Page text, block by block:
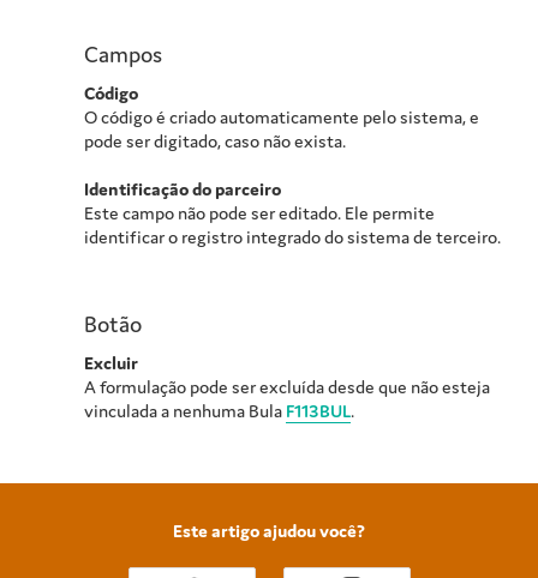
Campos
Código
O código é criado automaticamente pelo sistema, e
pode ser digitado, caso não exista.
Identificação do parceiro
Este campo não pode ser editado. Ele permite
identificar o registro integrado do sistema de terceiro.
Botão
Excluir
A formulação pode ser excluída desde que não esteja
vinculada a nenhuma Bula F113BUL.
Este artigo ajudou você?